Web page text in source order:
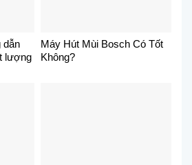
dẫn
lượng
Máy Hút Mùi Bosch Có Tốt
Không?